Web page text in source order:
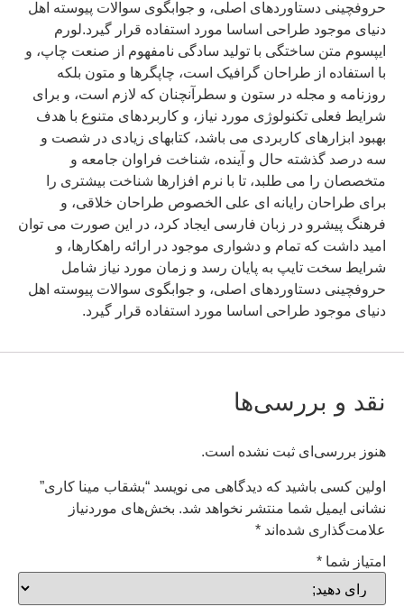
حروفچینی دستاوردهای اصلی، و جوابگوی سوالات پیوسته اهل
دنیای موجود طراحی اساسا مورد استفاده قرار گیرد.لورم
ایپسوم متن ساختگی با تولید سادگی نامفهوم از صنعت چاپ، و
با استفاده از طراحان گرافیک است، چاپگرها و متون بلکه
روزنامه و مجله در ستون و سطرآنچنان که لازم است، و برای
شرایط فعلی تکنولوژی مورد نیاز، و کاربردهای متنوع با هدف
بهبود ابزارهای کاربردی می باشد، کتابهای زیادی در شصت و
سه درصد گذشته حال و آینده، شناخت فراوان جامعه و
متخصصان را می طلبد، تا با نرم افزارها شناخت بیشتری را
برای طراحان رایانه ای علی الخصوص طراحان خلاقی، و
فرهنگ پیشرو در زبان فارسی ایجاد کرد، در این صورت می توان
امید داشت که تمام و دشواری موجود در ارائه راهکارها، و
شرایط سخت تایپ به پایان رسد و زمان مورد نیاز شامل
حروفچینی دستاوردهای اصلی، و جوابگوی سوالات پیوسته اهل
دنیای موجود طراحی اساسا مورد استفاده قرار گیرد.
نقد و بررسی‌ها
هنوز بررسی‌ای ثبت نشده است.
اولین کسی باشید که دیدگاهی می نویسد “بشقاب مینا کاری”
نشانی ایمیل شما منتشر نخواهد شد. بخش‌های موردنیاز
علامت‌گذاری شده‌اند*
امتیاز شما*